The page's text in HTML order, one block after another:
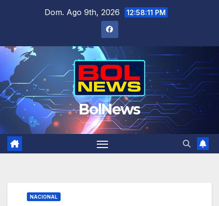
Dom. Ago 9th, 2026 12:58:12 PM
BolNews
NACIONAL